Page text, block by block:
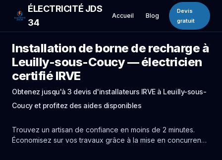
ÉLECTRICITÉ JDS
34
Accueil Blog
Devis
gratuit
Installation de borne de recharge à
Leuilly-sous-Coucy — électricien
certifié IRVE
Obtenez jusqu'à 3 devis d'installateurs IRVE à Leuilly-sous-
Coucy et profitez des aides disponibles
Trouvez un artisan de confiance en moins de 2 minutes.
Économisez sur vos travaux grâce à la mise en concurrence